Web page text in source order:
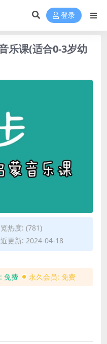
登录
乐课(适合0-3岁幼
热度: (781)
更新: 2024-04-18
免费 永久会员: 免费